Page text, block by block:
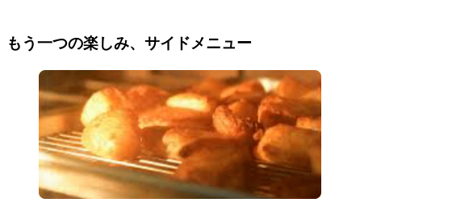
もう一つの楽しみ、サイドメニュー